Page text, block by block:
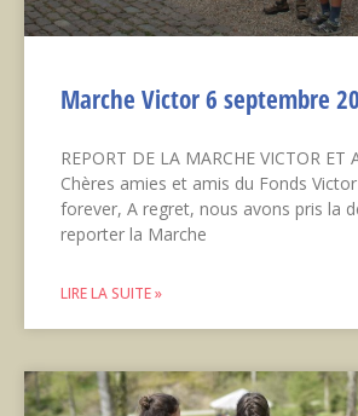
Marche Victor 6 septembre
REPORT DE LA MARCHE VICTOR ET
Chères amies et amis du Fonds
forever, A regret, nous avons pris la
reporter la Marche
LIRE LA SUITE »